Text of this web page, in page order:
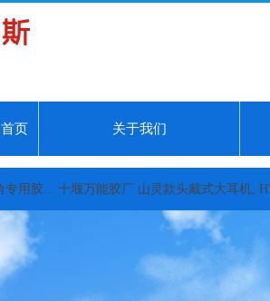
首页 关于我们
十堰万能胶厂 山灵款头戴式大耳机, HW600平板